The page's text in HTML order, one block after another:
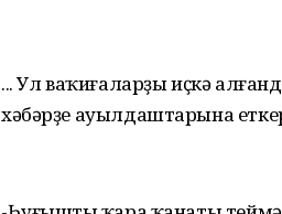
... Ул ваҡиғаларҙы иҫкә
хәбәрҙе ауылдаштарына